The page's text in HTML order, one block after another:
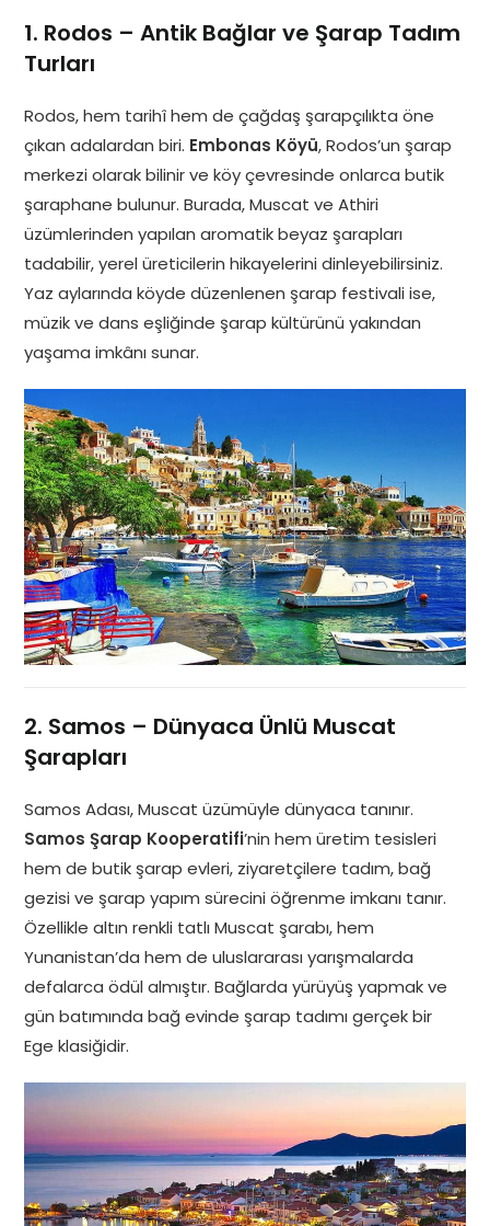
1. Rodos – Antik Bağlar ve Şarap Tadım
Turları
Rodos, hem tarihî hem de çağdaş şarapçılıkta öne
çıkan adalardan biri. Embonas Köyü, Rodos’un şarap
merkezi olarak bilinir ve köy çevresinde onlarca butik
şaraphane bulunur. Burada, Muscat ve Athiri
üzümlerinden yapılan aromatik beyaz şarapları
tadabilir, yerel üreticilerin hikayelerini dinleyebilirsiniz.
Yaz aylarında köyde düzenlenen şarap festivali ise,
müzik ve dans eşliğinde şarap kültürünü yakından
yaşama imkânı sunar.
2. Samos – Dünyaca Ünlü Muscat
Şarapları
Samos Adası, Muscat üzümüyle dünyaca tanınır.
Samos Şarap Kooperatifi’nin hem üretim tesisleri
hem de butik şarap evleri, ziyaretçilere tadım, bağ
gezisi ve şarap yapım sürecini öğrenme imkanı tanır.
Özellikle altın renkli tatlı Muscat şarabı, hem
Yunanistan’da hem de uluslararası yarışmalarda
defalarca ödül almıştır. Bağlarda yürüyüş yapmak ve
gün batımında bağ evinde şarap tadımı gerçek bir
Ege klasiğidir.